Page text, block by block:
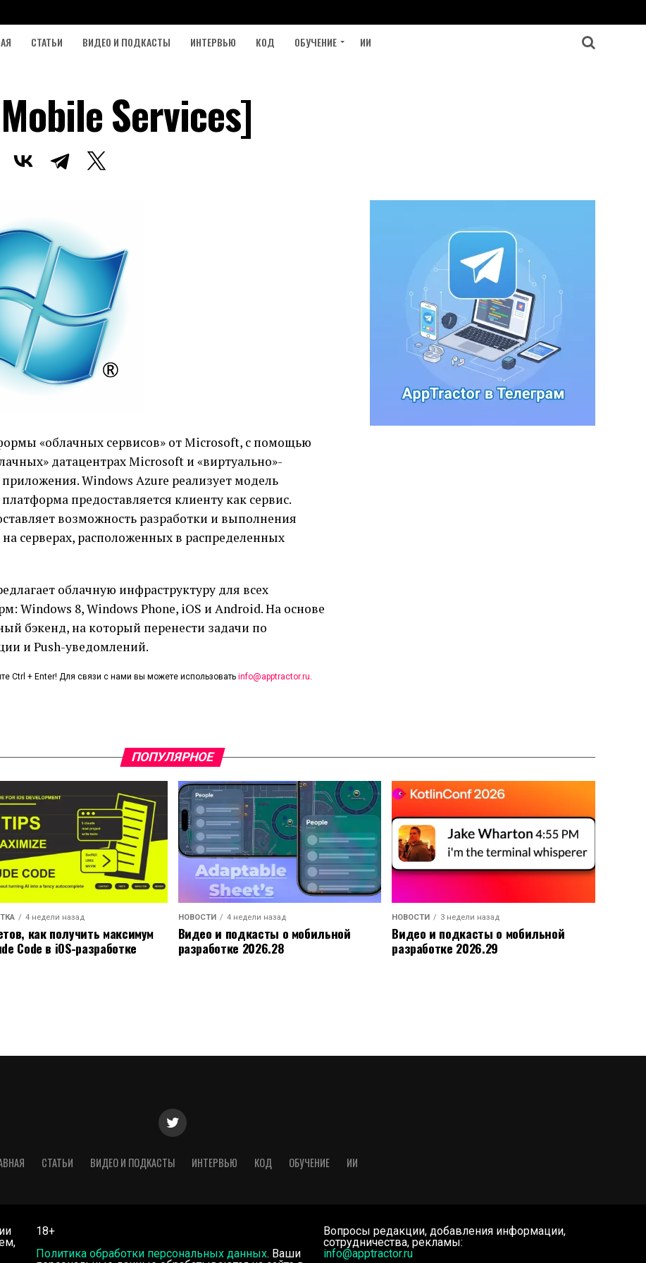
СТАТЬИ ВИДЕО И ПОДКАСТЫ ИНТЕРВЬЮ КОД ОБУЧЕНИЕ ИИ
Services]
«облачных сервисов» от Microsoft, с помощью
датацентрах Microsoft и «виртуально»-
Windows Azure реализует модель
предоставляется клиенту как сервис.
возможность разработки и выполнения
серверах, расположенных в распределенных
облачную инфраструктуру для всех
Windows 8, Windows Phone, iOS и Android. На основе
бэкенд, на который перенести задачи по
и Push-уведомлений.
Ctrl + Enter! Для связи с нами вы можете использовать info@apptractor.ru.
ПОПУЛЯРНОЕ
4 недели назад
как получить максимум
Code в iOS-разработке
НОВОСТИ 4 недели назад
Видео и подкасты о мобильной
разработке 2026.28
НОВОСТИ 3 недели назад
Видео и подкасты о мобильной
разработке 2026.29
СТАТЬИ ВИДЕО И ПОДКАСТЫ ИНТЕРВЬЮ КОД ОБУЧЕНИЕ ИИ
18+
Политика обработки персональных данных. Ваши
Вопросы редакции, добавления информации,
сотрудничества, рекламы:
info@apptractor.ru